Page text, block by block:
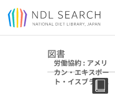
Jump to main content
図書
労働協約 : アメリ
カン・エキスポー
ト・イスブランチ
エン社と船舶職員